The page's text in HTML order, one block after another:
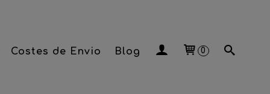
Costes de Envio Blog 0